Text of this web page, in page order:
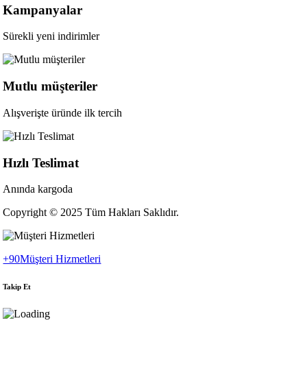
Kampanyalar
Sürekli yeni indirimler
Mutlu müşteriler
Alışverişte üründe ilk tercih
Hızlı Teslimat
Anında kargoda
Copyright © 2025 Tüm Hakları Saklıdır.
+90Müşteri Hizmetleri
Takip Et